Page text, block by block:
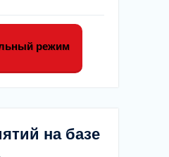
режим
на базе